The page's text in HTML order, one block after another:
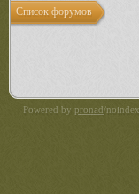
Список форумов
Powered by pronad/